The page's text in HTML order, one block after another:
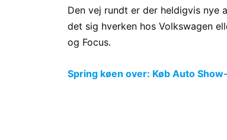
Den vej rundt er der heldigvis nye
det sig hverken hos Volkswagen
og Focus.
Spring køen over: Køb Auto